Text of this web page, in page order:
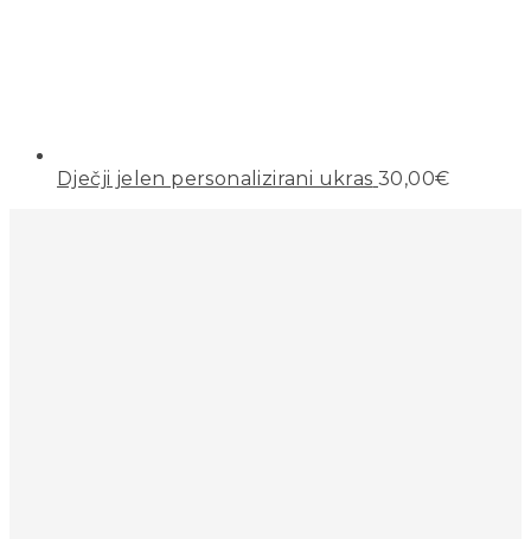
Dječji jelen personalizirani ukras 30,00€